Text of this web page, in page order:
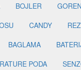
BOJLER
CANDY
BAGLAMA
PODA